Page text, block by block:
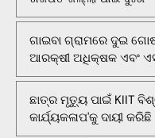
ଗାଇବା ଗ୍ରାମରେ ଦୁଇ
ଆରକ୍ଷୀ ଅଧିକ୍ଷକ ଏବଂ
ଛାତ୍ର ମୃତ୍ୟୁ ପାଇଁ KIIT
କାର୍ଯ୍ୟକଳାପ'କୁ ଦାୟୀ